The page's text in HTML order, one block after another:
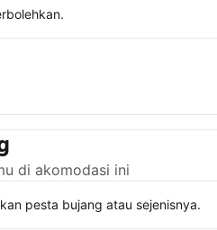
di akomodasi ini
pesta bujang atau sejenisnya.